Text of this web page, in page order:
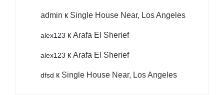
admin к Single House Near, Los Angeles
alex123 к Arafa El Sherief
alex123 к Arafa El Sherief
dfsd к Single House Near, Los Angeles